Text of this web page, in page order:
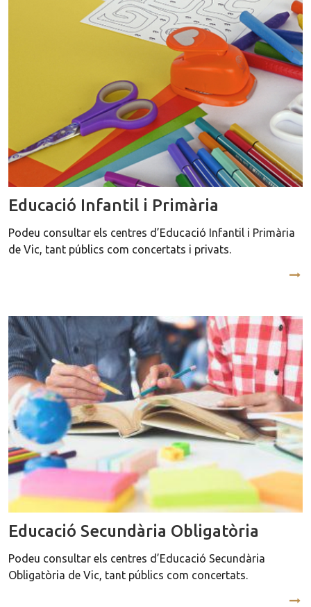
Educació Infantil i Primària
Podeu consultar els centres d’Educació Infantil i Primària
de Vic, tant públics com concertats i privats.
Educació Secundària Obligatòria
Podeu consultar els centres d’Educació Secundària
Obligatòria de Vic, tant públics com concertats.